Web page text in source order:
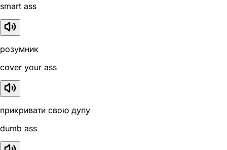
smart ass
розумник
cover your ass
прикривати свою дупу
dumb ass